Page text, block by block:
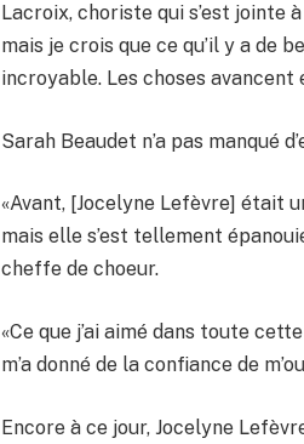
Lacroix, choriste qui s’est jointe
mais je crois que ce qu’il y a de
incroyable. Les choses
Sarah Beaudet n’a pas manqué
«Avant, [Jocelyne Lefèvre] était
mais elle s’est tellement
cheffe de choeur.
«Ce que j’ai aimé dans toute
m’a donné de la confiance de
Encore à ce jour, Jocelyne